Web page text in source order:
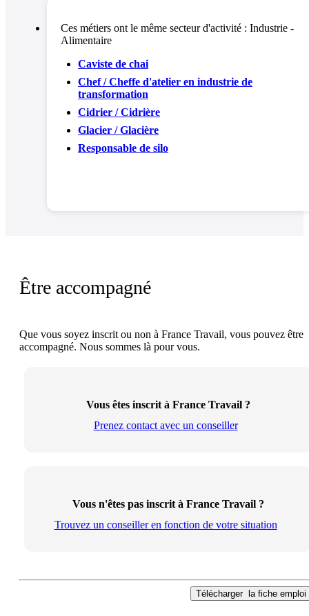
Ces métiers ont le même secteur d'activité : Industrie -
Alimentaire
Caviste de chai
Chef / Cheffe d'atelier en industrie de
transformation
Cidrier / Cidrière
Glacier / Glacière
Responsable de silo
Être accompagné
Que vous soyez inscrit ou non à France Travail, vous pouvez être
accompagné. Nous sommes là pour vous.
Vous êtes inscrit à France Travail ?
Prenez contact avec un conseiller
Vous n'êtes pas inscrit à France Travail ?
Trouvez un conseiller en fonction de votre situation
Télécharger la fiche emploi